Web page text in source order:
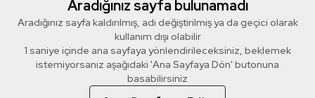
Aradığınız sayfa bulunamadı
Aradığınız sayfa kaldırılmış, adı değiştirilmiş ya da geçici olarak
kullanım dışı olabilir
1 saniye içinde ana sayfaya yönlendirileceksiniz, beklemek
istemiyorsanız aşağıdaki 'Ana Sayfaya Dön' butonuna
basabilirsiniz